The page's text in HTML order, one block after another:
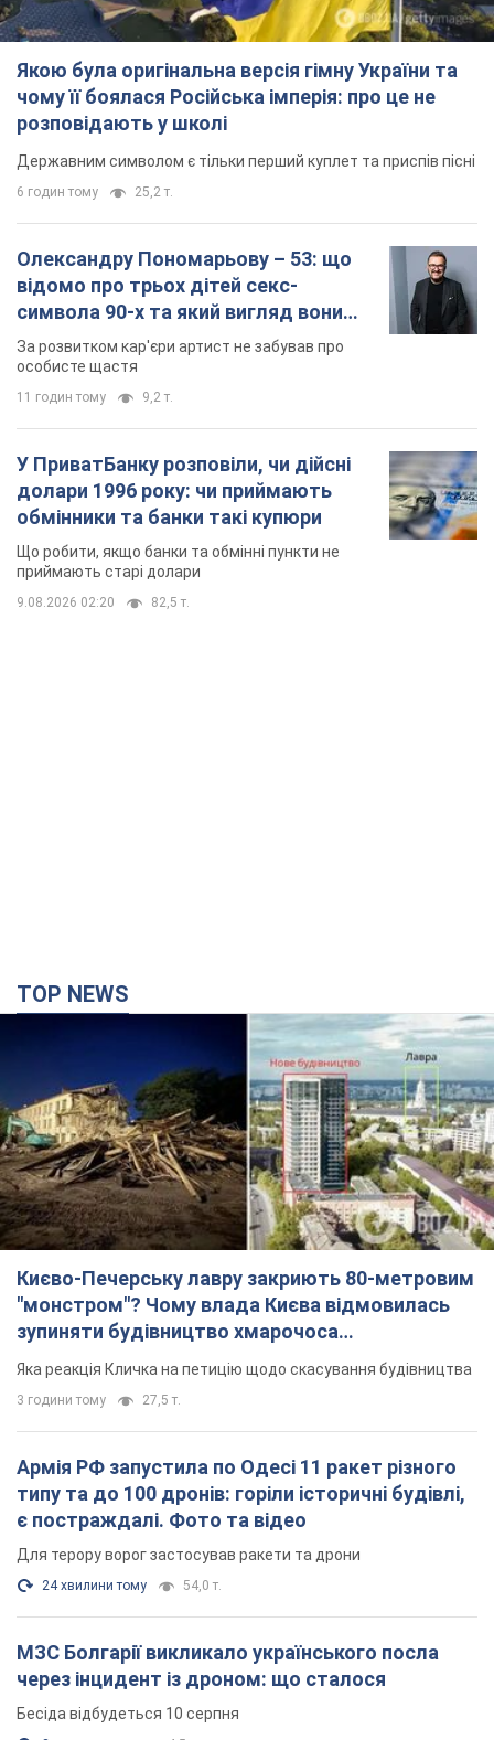
Якою була оригінальна версія гімну України та
чому її боялася Російська імперія: про це не
розповідають у школі
Державним символом є тільки перший куплет та приспів пісні
6 годин тому 25,2 т.
Олександру Пономарьову – 53: що
відомо про трьох дітей секс-
символа 90-х та який вигляд вони
мають
За розвитком кар'єри артист не забував про
особисте щастя
11 годин тому 9,2 т.
У ПриватБанку розповіли, чи дійсні
долари 1996 року: чи приймають
обмінники та банки такі купюри
Що робити, якщо банки та обмінні пункти не
приймають старі долари
9.08.2026 02:20 82,5 т.
TOP NEWS
Києво-Печерську лавру закриють 80-метровим
"монстром"? Чому влада Києва відмовилась
зупиняти будівництво хмарочоса
"московського вірянина"
Яка реакція Кличка на петицію щодо скасування будівництва
3 години тому 27,5 т.
Армія РФ запустила по Одесі 11 ракет різного
типу та до 100 дронів: горіли історичні будівлі,
є постраждалі. Фото та відео
Для терору ворог застосував ракети та дрони
24 хвилини тому 54,0 т.
МЗС Болгарії викликало українського посла
через інцидент із дроном: що сталося
Бесіда відбудеться 10 серпня